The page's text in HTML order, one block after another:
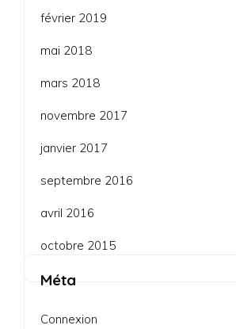
février 2019
mai 2018
mars 2018
novembre 2017
janvier 2017
septembre 2016
avril 2016
octobre 2015
Méta
Connexion